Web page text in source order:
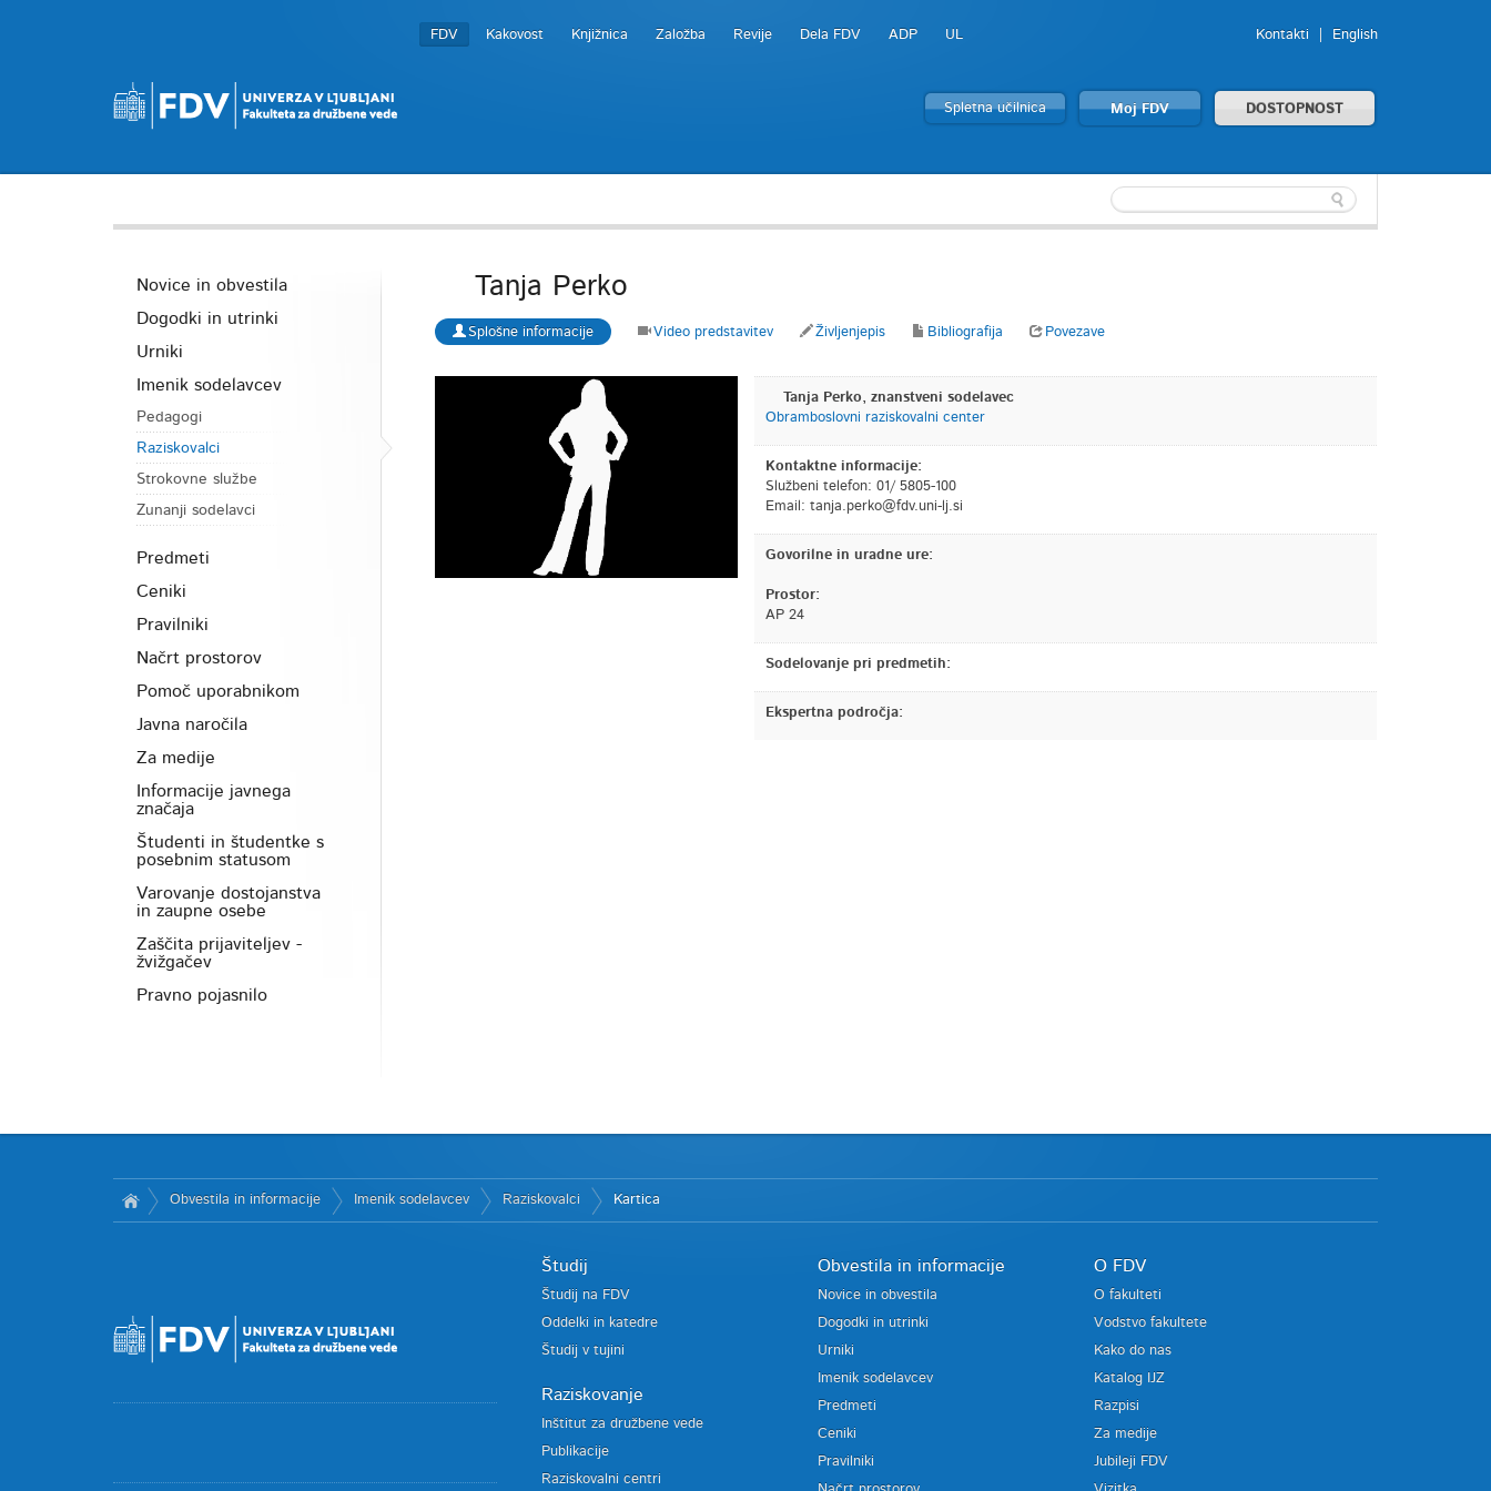
FDV Kakovost Knjižnica Založba Revije Dela FDV ADP UL Kontakti English
Spletna učilnica Moj FDV DOSTOPNOST
Novice in obvestila
Dogodki in utrinki
Urniki
Imenik sodelavcev
Pedagogi
Raziskovalci
Strokovne službe
Zunanji sodelavci
Predmeti
Ceniki
Pravilniki
Načrt prostorov
Pomoč uporabnikom
Javna naročila
Za medije
Informacije javnega
značaja
Študenti in študentke s
posebnim statusom
Varovanje dostojanstva
in zaupne osebe
Zaščita prijaviteljev -
žvižgačev
Pravno pojasnilo
Tanja Perko
Splošne informacije Video predstavitev Življenjepis Bibliografija Povezave
Tanja Perko, znanstveni sodelavec
Obramboslovni raziskovalni center
Kontaktne informacije:
Službeni telefon: 01/ 5805-100
Email: is.jl-inu.vdf@okrep.ajnat
Govorilne in uradne ure:
Prostor:
AP 24
Sodelovanje pri predmetih:
Ekspertna področja:
Obvestila in informacije Imenik sodelavcev Raziskovalci Kartica
Študij
Študij na FDV
Oddelki in katedre
Študij v tujini
Raziskovanje
Inštitut za družbene vede
Publikacije
Raziskovalni centri
Obvestila in informacije
Novice in obvestila
Dogodki in utrinki
Urniki
Imenik sodelavcev
Predmeti
Ceniki
Pravilniki
O FDV
O fakulteti
Vodstvo fakultete
Kako do nas
Katalog IJZ
Razpisi
Za medije
Jubileji FDV